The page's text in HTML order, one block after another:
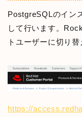
PostgreSQLのイン
して行います。
トユーザーに切り替
https://